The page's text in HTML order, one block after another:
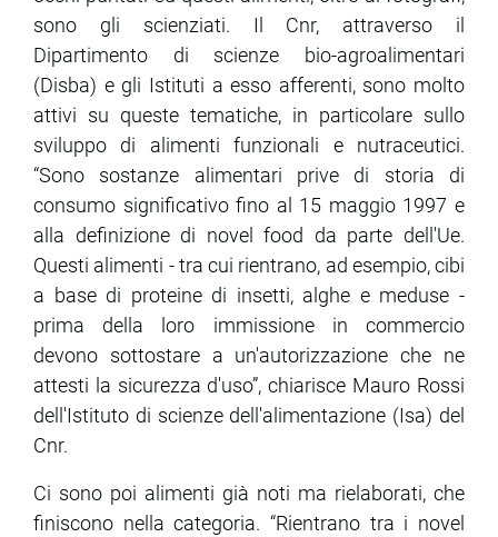
sono gli scienziati. Il Cnr, attraverso il
Dipartimento di scienze bio-agroalimentari
(Disba) e gli Istituti a esso afferenti, sono molto
attivi su queste tematiche, in particolare sullo
sviluppo di alimenti funzionali e nutraceutici.
“Sono sostanze alimentari prive di storia di
consumo significativo fino al 15 maggio 1997 e
alla definizione di novel food da parte dell'Ue.
Questi alimenti - tra cui rientrano, ad esempio, cibi
a base di proteine di insetti, alghe e meduse -
prima della loro immissione in commercio
devono sottostare a un'autorizzazione che ne
attesti la sicurezza d'uso”, chiarisce Mauro Rossi
dell'Istituto di scienze dell'alimentazione (Isa) del
Cnr.
Ci sono poi alimenti già noti ma rielaborati, che
finiscono nella categoria. “Rientrano tra i novel